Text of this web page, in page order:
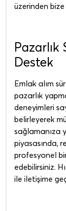
üzerinden bize
Destek
Emlak alım
pazarlık
deneyimleri
belirleyerek
sağlamanıza
piyasasında,
profesyonel
edebilirsiniz.
ile iletişime